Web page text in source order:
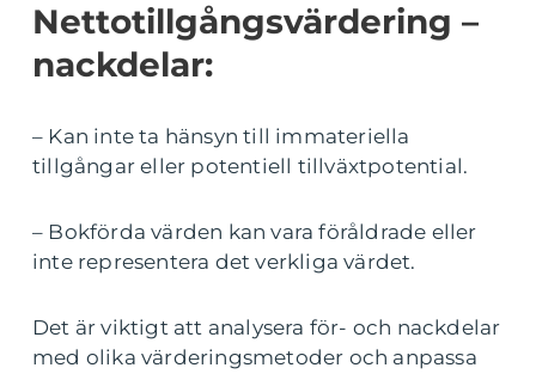
Nettotillgångsvärdering –
nackdelar:
– Kan inte ta hänsyn till immateriella
tillgångar eller potentiell tillväxtpotential.
– Bokförda värden kan vara föråldrade eller
inte representera det verkliga värdet.
Det är viktigt att analysera för- och nackdelar
med olika värderingsmetoder och anpassa